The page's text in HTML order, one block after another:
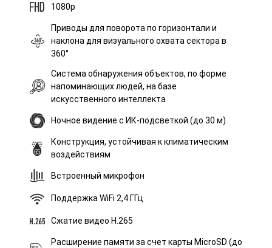
1080p
Приводы для поворота по горизонтали и
наклона для визуального охвата сектора в
360°
Система обнаружения объектов, по форме
напоминающих людей, на базе
искусственного интеллекта
Ночное видение с ИК-подсветкой (до 30 м)
Конструкция, устойчивая к климатическим
воздействиям
Встроенный микрофон
Поддержка WiFi 2,4 ГГц
Сжатие видео H.265
Расширение памяти за счет карты MicroSD (до